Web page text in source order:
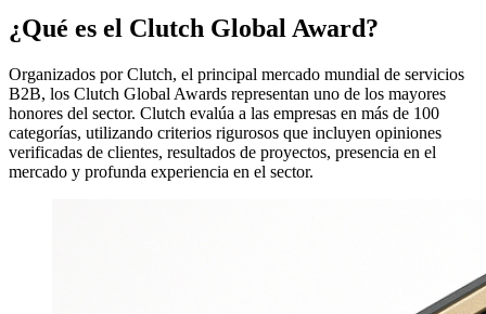
¿Qué es el Clutch Global Award?
Organizados por Clutch, el principal mercado mundial de servicios
B2B, los Clutch Global Awards representan uno de los mayores
honores del sector. Clutch evalúa a las empresas en más de 100
categorías, utilizando criterios rigurosos que incluyen opiniones
verificadas de clientes, resultados de proyectos, presencia en el
mercado y profunda experiencia en el sector.